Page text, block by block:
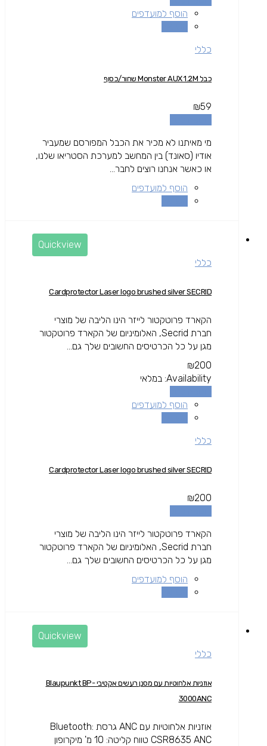
הוסף למועדפים
כללי
כבל Monster AUX 1.2M שחור/כסוף
₪59
מי מאיתנו לא מכיר את הכבל המפורסם שמעביר
אודיו (סאונד) בין המחשב למערכת הסטריאו שלנו,
או כאשר אנחנו רוצים לחבר...
הוסף למועדפים
Quickview
כללי
Cardprotector Laser logo brushed silver SECRID
הקארד פרוטקטור לייזר הינו הליבה של מוצרי
חברת Secrid, האלומיניום של הקארד פרוטקטור
מגן על כל הכרטיסים החשובים שלך גם...
₪200
Availability: במלאי
הוסף למועדפים
כללי
Cardprotector Laser logo brushed silver SECRID
₪200
הקארד פרוטקטור לייזר הינו הליבה של מוצרי
חברת Secrid, האלומיניום של הקארד פרוטקטור
מגן על כל הכרטיסים החשובים שלך גם...
הוסף למועדפים
Quickview
כללי
אוזניות אלחוטיות עם מסנן רעשים אקטיבי Blaupunkt BP-
3000ANC
אוזניות אלחוטיות עם ANC גרסת Bluetooth:
CSR8635 ANC טווח קליטה: 10 מ' מיקרופון